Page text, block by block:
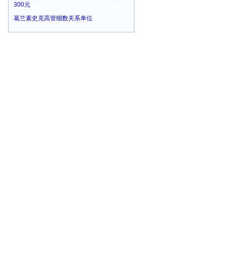
300元
葛兰素史克高管细数关系单位